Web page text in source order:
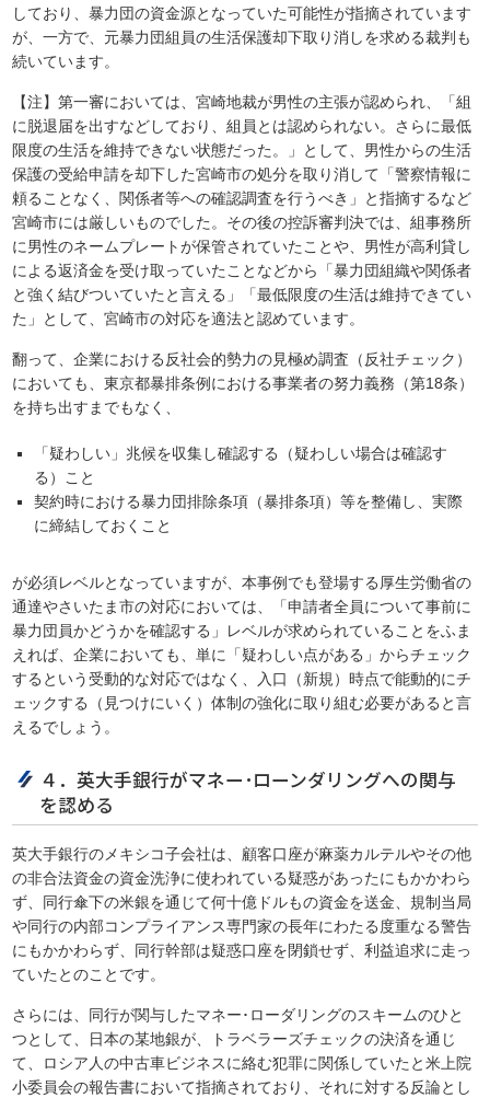
しており、暴力団の資金源となっていた可能性が指摘されています
が、一方で、元暴力団組員の生活保護却下取り消しを求める裁判も
続いています。
【注】第一審においては、宮崎地裁が男性の主張が認められ、「組
に脱退届を出すなどしており、組員とは認められない。さらに最低
限度の生活を維持できない状態だった。」として、男性からの生活
保護の受給申請を却下した宮崎市の処分を取り消して「警察情報に
頼ることなく、関係者等への確認調査を行うべき」と指摘するなど
宮崎市には厳しいものでした。その後の控訴審判決では、組事務所
に男性のネームプレートが保管されていたことや、男性が高利貸し
による返済金を受け取っていたことなどから「暴力団組織や関係者
と強く結びついていたと言える」「最低限度の生活は維持できてい
た」として、宮崎市の対応を適法と認めています。
翻って、企業における反社会的勢力の見極め調査（反社チェック）
においても、東京都暴排条例における事業者の努力義務（第18条）
を持ち出すまでもなく、
「疑わしい」兆候を収集し確認する（疑わしい場合は確認す
る）こと
契約時における暴力団排除条項（暴排条項）等を整備し、実際
に締結しておくこと
が必須レベルとなっていますが、本事例でも登場する厚生労働省の
通達やさいたま市の対応においては、「申請者全員について事前に
暴力団員かどうかを確認する」レベルが求められていることをふま
えれば、企業においても、単に「疑わしい点がある」からチェック
するという受動的な対応ではなく、入口（新規）時点で能動的にチ
ェックする（見つけにいく）体制の強化に取り組む必要があると言
えるでしょう。
４．英大手銀行がマネー･ローンダリングへの関与
を認める
英大手銀行のメキシコ子会社は、顧客口座が麻薬カルテルやその他
の非合法資金の資金洗浄に使われている疑惑があったにもかかわら
ず、同行傘下の米銀を通じて何十億ドルもの資金を送金、規制当局
や同行の内部コンプライアンス専門家の長年にわたる度重なる警告
にもかかわらず、同行幹部は疑惑口座を閉鎖せず、利益追求に走っ
ていたとのことです。
さらには、同行が関与したマネー･ローダリングのスキームのひと
つとして、日本の某地銀が、トラベラーズチェックの決済を通じ
て、ロシア人の中古車ビジネスに絡む犯罪に関係していたと米上院
小委員会の報告書において指摘されており、それに対する反論とし